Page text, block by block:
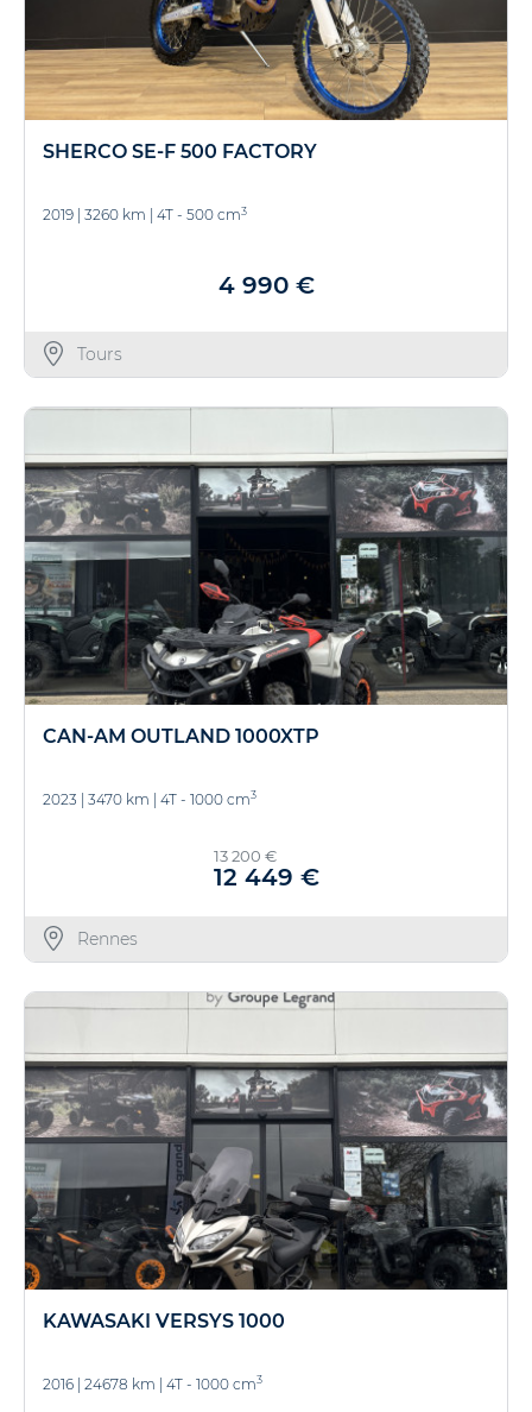
SHERCO SE-F 500 FACTORY
2019 3260 km 4T - 500 cm3
4 990 €
Tours
CAN-AM OUTLAND 1000XTP
2023 3470 km 4T - 1000 cm3
13 200 €
12 449 €
Rennes
KAWASAKI VERSYS 1000
2016 | 24678 km | 4T - 1000 cm3